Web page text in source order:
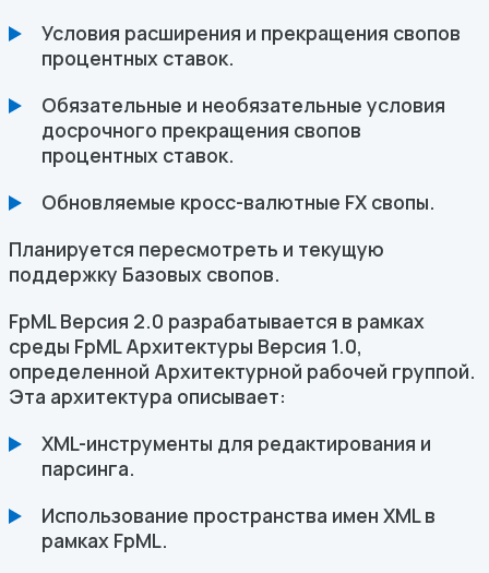
Условия расширения и прекращения свопов
процентных ставок.
Обязательные и необязательные условия
досрочного прекращения свопов
процентных ставок.
Обновляемые кросс-валютные FX свопы.
Планируется пересмотреть и текущую
поддержку Базовых свопов.
FpML Версия 2.0 разрабатывается в рамках
среды FpML Архитектуры Версия 1.0,
определенной Архитектурной рабочей группой.
Эта архитектура описывает:
XML-инструменты для редактирования и
парсинга.
Использование пространства имен XML в
рамках FpML.